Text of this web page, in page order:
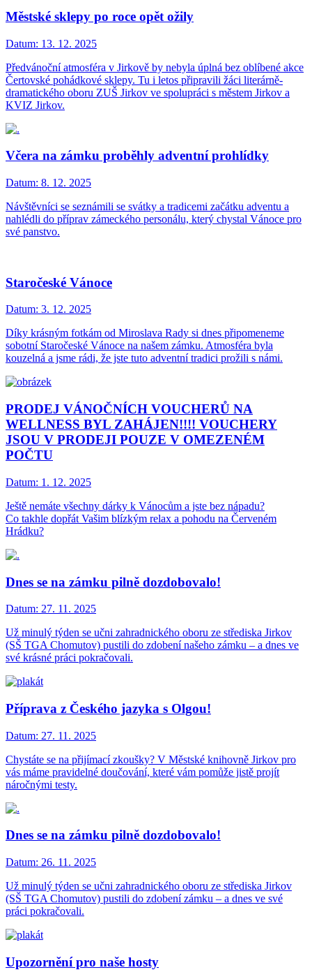
Městské sklepy po roce opět ožily
Datum: 13. 12. 2025
Předvánoční atmosféra v Jirkově by nebyla úplná bez oblíbené akce
Čertovské pohádkové sklepy. Tu i letos připravili žáci literárně-
dramatického oboru ZUŠ Jirkov ve spolupráci s městem Jirkov a
KVIZ Jirkov.
Včera na zámku proběhly adventní prohlídky
Datum: 8. 12. 2025
Návštěvníci se seznámili se svátky a tradicemi začátku adventu a
nahlédli do příprav zámeckého personálu, který chystal Vánoce pro
své panstvo.
Staročeské Vánoce
Datum: 3. 12. 2025
Díky krásným fotkám od Miroslava Rady si dnes připomeneme
sobotní Staročeské Vánoce na našem zámku. Atmosféra byla
kouzelná a jsme rádi, že jste tuto adventní tradici prožili s námi.
PRODEJ VÁNOČNÍCH VOUCHERŮ NA
WELLNESS BYL ZAHÁJEN!!!! VOUCHERY
JSOU V PRODEJI POUZE V OMEZENÉM
POČTU
Datum: 1. 12. 2025
Ještě nemáte všechny dárky k Vánocům a jste bez nápadu?
Co takhle dopřát Vašim blízkým relax a pohodu na Červeném
Hrádku?
Dnes se na zámku pilně dozdobovalo!
Datum: 27. 11. 2025
Už minulý týden se učni zahradnického oboru ze střediska Jirkov
(SŠ TGA Chomutov) pustili do zdobení našeho zámku – a dnes ve
své krásné práci pokračovali.
Příprava z Českého jazyka s Olgou!
Datum: 27. 11. 2025
Chystáte se na přijímací zkoušky? V Městské knihovně Jirkov pro
vás máme pravidelné doučování, které vám pomůže jistě projít
náročnými testy.
Dnes se na zámku pilně dozdobovalo!
Datum: 26. 11. 2025
Už minulý týden se učni zahradnického oboru ze střediska Jirkov
(SŠ TGA Chomutov) pustili do zdobení zámku – a dnes ve své
práci pokračovali.
Upozornění pro naše hosty